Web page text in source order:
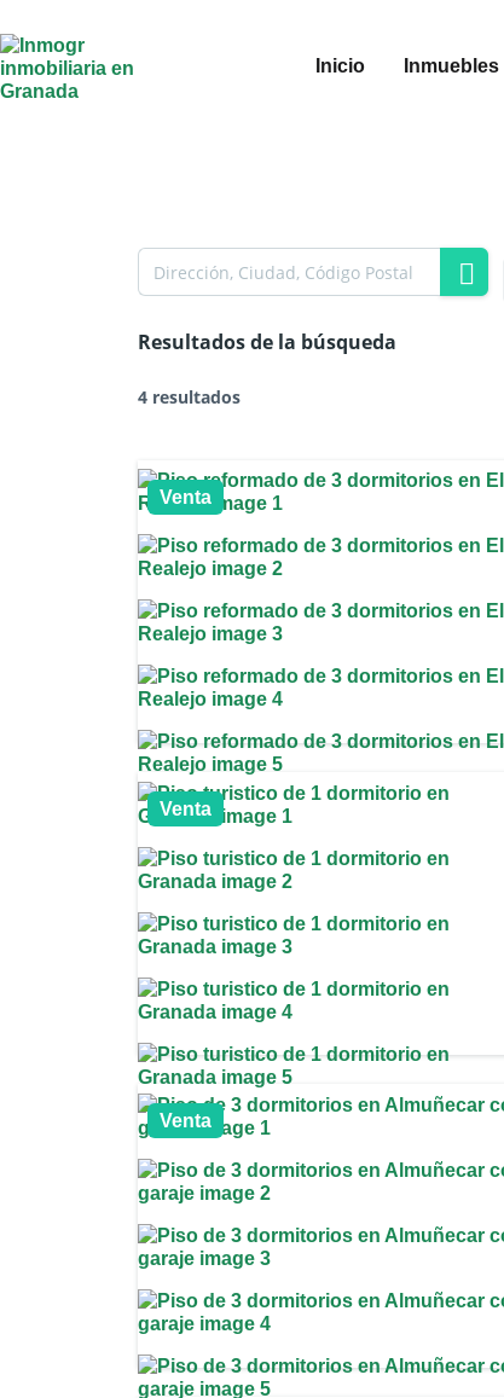
Inicio Inmuebles
Resultados de la búsqueda
4 resultados
Venta
Venta
Venta